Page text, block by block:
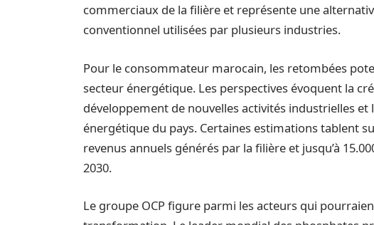
commerciaux de la filière et représente une
conventionnel utilisées par plusieurs industries.
Pour le consommateur marocain, les retombées
secteur énergétique. Les perspectives évoquent la
développement de nouvelles activités industrielles
énergétique du pays. Certaines estimations tablent
revenus annuels générés par la filière et jusqu’à
2030.
Le groupe OCP figure parmi les acteurs qui